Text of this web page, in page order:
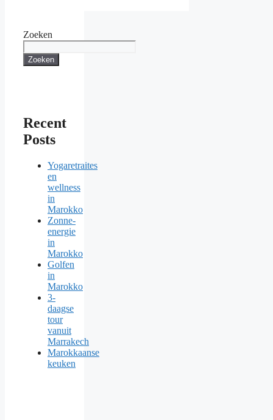
Zoeken
Zoeken
Recent
Posts
Yogaretraites
en
wellness
in
Marokko
Zonne-
energie
in
Marokko
Golfen
in
Marokko
3-
daagse
tour
vanuit
Marrakech
Marokkaanse
keuken